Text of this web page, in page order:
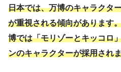
日本では、万博のキャラクタ
が重視される傾向があります
博では「モリゾーとキッコロ
ンのキャラクターが採用され